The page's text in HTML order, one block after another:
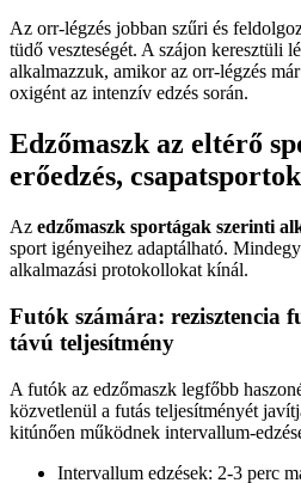
Az orr-légzés jobban szűri és
tüdő veszteségét. A szájon keresztüli
alkalmazzuk, amikor az orr-légzés
oxigént az intenzív edzés során.
Edzőmaszk az eltérő
erőedzés, csapatsportok
Az edzőmaszk sportágak szerinti
sport igényeihez adaptálható.
alkalmazási protokollokat kínál.
Futók számára: rezisztencia
távú teljesítmény
A futók az edzőmaszk legfőbb
közvetlenül a futás teljesítményét
kitúnően működnek intervallum-
Intervallum edzések: 2-3 perc